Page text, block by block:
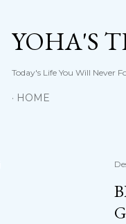
YOHA'S
Today's Life You Will Never
HOME